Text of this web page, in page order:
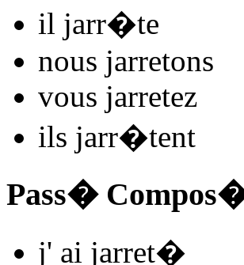
il jarr�te
nous jarretons
vous jarretez
ils jarr�tent
Pass�
j' ai jarret�